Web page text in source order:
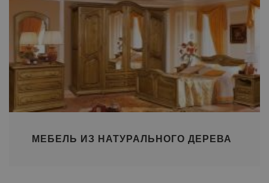
МЕБЕЛЬ ИЗ НАТУРАЛЬНОГО ДЕРЕВА